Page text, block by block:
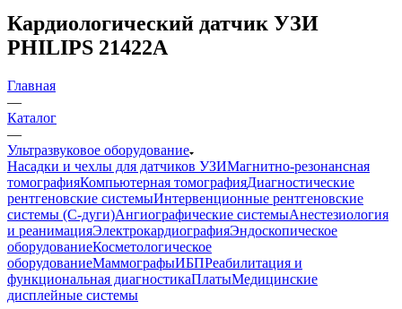
Кардиологический датчик УЗИ
PHILIPS 21422A
Главная
—
Каталог
—
Ультразвуковое оборудование
Насадки и чехлы для датчиков УЗИМагнитно-резонансная
томографияКомпьютерная томографияДиагностические
рентгеновские системыИнтервенционные рентгеновские
системы (С-дуги)Ангиографические системыАнестезиология
и реанимацияЭлектрокардиографияЭндоскопическое
оборудованиеКосметологическое
оборудованиеМаммографыИБПРеабилитация и
функциональная диагностикаПлатыМедицинские
дисплейные системы